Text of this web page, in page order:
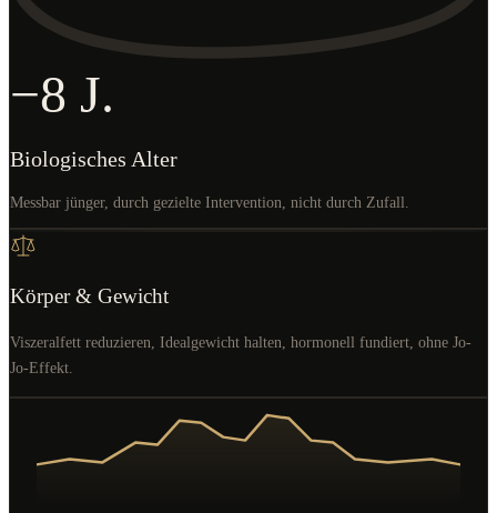
−8 J.
Biologisches Alter
Messbar jünger, durch gezielte Intervention, nicht durch Zufall.
Körper & Gewicht
Viszeralfett reduzieren, Idealgewicht halten, hormonell fundiert, ohne Jo-
Jo-Effekt.